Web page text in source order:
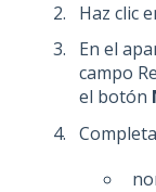
Haz clic
En el
campo
el botón